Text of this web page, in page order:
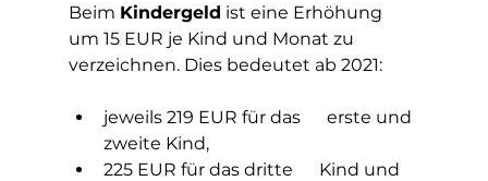
Beim Kindergeld ist eine Erhöhung
um 15 EUR je Kind und Monat zu
verzeichnen. Dies bedeutet ab 2021:
jeweils 219 EUR für das      erste und
zweite Kind,
225 EUR für das dritte      Kind und